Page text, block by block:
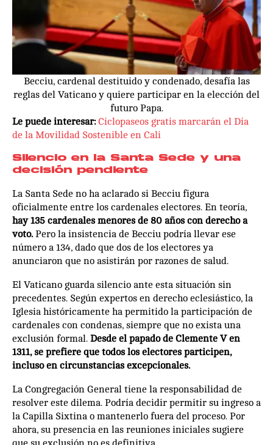
Becciu, cardenal destituido y condenado, desafía las
reglas del Vaticano y quiere participar en la elección del
futuro Papa.
Le puede interesar: Ciclopaseos gratis marcarán el Día
de la Movilidad Sostenible en Cali
Silencio en la Santa Sede y una
decisión pendiente
La Santa Sede no ha aclarado si Becciu figura
oficialmente entre los cardenales electores. En teoría,
hay 135 cardenales menores de 80 años con derecho a
voto. Pero la insistencia de Becciu podría llevar ese
número a 134, dado que dos de los electores ya
anunciaron que no asistirán por razones de salud.
El Vaticano guarda silencio ante esta situación sin
precedentes. Según expertos en derecho eclesiástico, la
Iglesia históricamente ha permitido la participación de
cardenales con condenas, siempre que no exista una
exclusión formal. Desde el papado de Clemente V en
1311, se prefiere que todos los electores participen,
incluso en circunstancias excepcionales.
La Congregación General tiene la responsabilidad de
resolver este dilema. Podría decidir permitir su ingreso a
la Capilla Sixtina o mantenerlo fuera del proceso. Por
ahora, su presencia en las reuniones iniciales sugiere